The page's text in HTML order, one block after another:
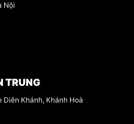
Nội
TRUNG
Diên Khánh, Khánh Hoà